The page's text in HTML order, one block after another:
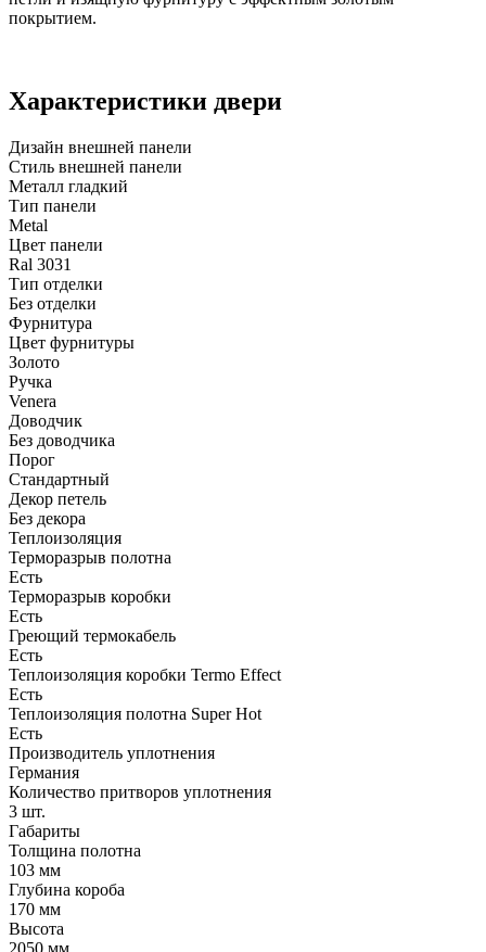
покрытием.
Характеристики двери
Дизайн внешней панели
Стиль внешней панели
Металл гладкий
Тип панели
Metal
Цвет панели
Ral 3031
Тип отделки
Без отделки
Фурнитура
Цвет фурнитуры
Золото
Ручка
Venera
Доводчик
Без доводчика
Порог
Стандартный
Декор петель
Без декора
Теплоизоляция
Терморазрыв полотна
Есть
Терморазрыв коробки
Есть
Греющий термокабель
Есть
Теплоизоляция коробки Termo Effect
Есть
Теплоизоляция полотна Super Нot
Есть
Производитель уплотнения
Германия
Количество притворов уплотнения
3 шт.
Габариты
Толщина полотна
103 мм
Глубина короба
170 мм
Высота
2050 мм